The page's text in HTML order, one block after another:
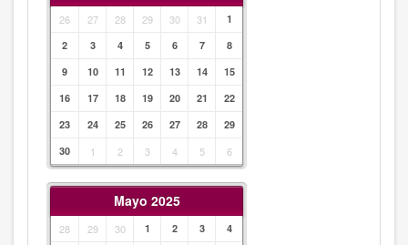
26 27 28 29 30 31
1
2
3 4 5 6 7
8
9
10 11 12 13 14
15
16
17 18 19 20 21
22
23
24 25 26 27 28
29
30
1 2 3 4 5 6
Mayo 2025
28 29 30 1 2 3 4